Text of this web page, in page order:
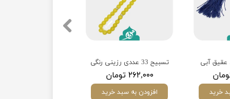
تسبیح 33 عددی رزینی رنگی
۲۶۲,۰۰۰ تومان
افزودن به سبد خرید خرید